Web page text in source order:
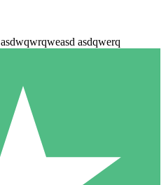
asdwqwrqweasd asdqwerq